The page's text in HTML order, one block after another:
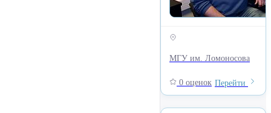
МГУ им. Ломоносова
0 оценок Перейти